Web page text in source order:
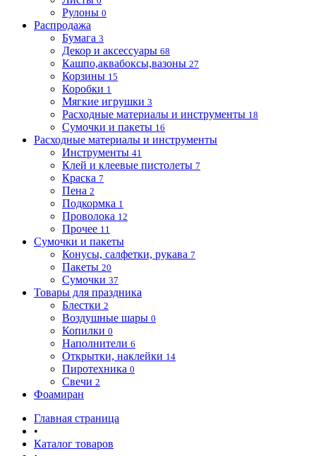
Рулоны 0
Распродажа
Бумага 3
Декор и аксессуары 68
Кашпо,аквабоксы,вазоны 27
Корзины 15
Коробки 1
Мягкие игрушки 3
Расходные материалы и инструменты 18
Сумочки и пакеты 16
Расходные материалы и инструменты
Инструменты 41
Клей и клеевые пистолеты 7
Краска 7
Пена 2
Подкормка 1
Проволока 12
Прочее 11
Сумочки и пакеты
Конусы, салфетки, рукава 7
Пакеты 20
Сумочки 37
Товары для праздника
Блестки 2
Воздушные шары 0
Копилки 0
Наполнители 6
Открытки, наклейки 14
Пиротехника 0
Свечи 2
Фоамиран
Главная страница
•
Каталог товаров